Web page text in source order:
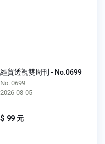
經貿透視雙周刊 - No.0699
No. 0699
2026-08-05
$ 99 元